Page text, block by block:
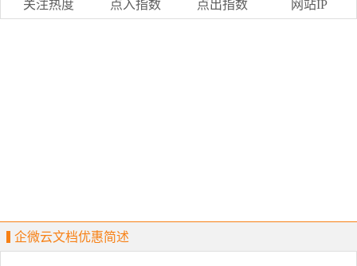
关注热度 点入指数 点出指数 网站IP
企微云文档优惠简述